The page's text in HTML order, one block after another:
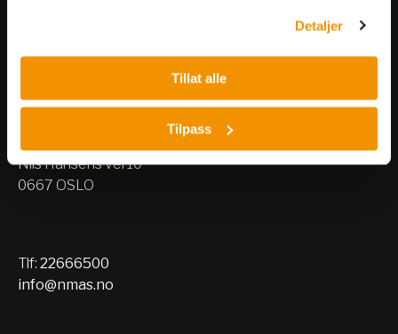
Detaljer
Tillat alle
Tilpass
Nils Hansens vei 8
Nils Hansens vei 10
0667 OSLO
Tlf: 22666500
info@nmas.no